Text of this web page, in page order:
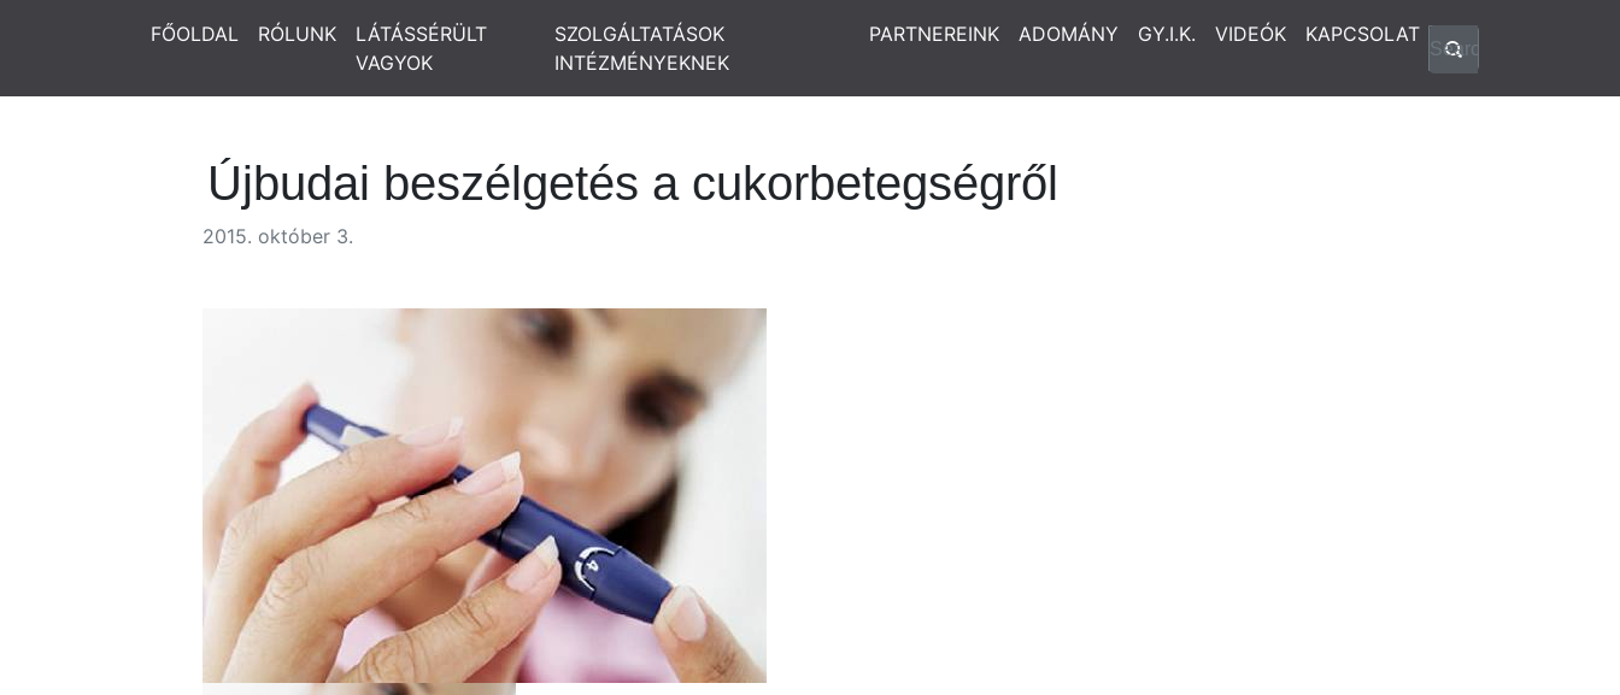
FŐOLDAL RÓLUNK
LÁTÁSSÉRÜLT
VAGYOK
SZOLGÁLTATÁSOK
INTÉZMÉNYEKNEK
PARTNEREINK ADOMÁNY GY.I.K. VIDEÓK KAPCSOLAT
Újbudai beszélgetés a cukorbetegségről
2015. október 3.